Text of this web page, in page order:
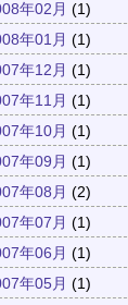
年02月 (1)
年01月 (1)
年12月 (1)
年11月 (1)
年10月 (1)
年09月 (1)
年08月 (2)
年07月 (1)
年06月 (1)
年05月 (1)